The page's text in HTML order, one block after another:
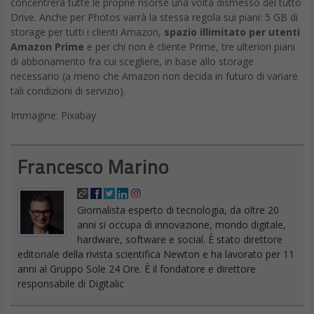
Drive. Anche per Photos varrà la stessa regola sui piani: 5 GB di
storage per tutti i clienti Amazon, spazio illimitato per utenti
Amazon Prime e per chi non è cliente Prime, tre ulteriori piani
di abbonamento fra cui scegliere, in base allo storage
necessario (a meno che Amazon non decida in futuro di variare
tali condizioni di servizio).
Immagine: Pixabay
Francesco Marino
Giornalista esperto di tecnologia, da oltre 20
anni si occupa di innovazione, mondo digitale,
hardware, software e social. È stato direttore
editoriale della rivista scientifica Newton e ha lavorato per 11
anni al Gruppo Sole 24 Ore. È il fondatore e direttore
responsabile di Digitalic